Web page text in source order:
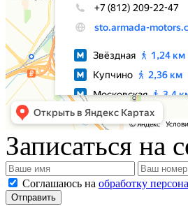
Записаться на
Соглашаюсь на обработку